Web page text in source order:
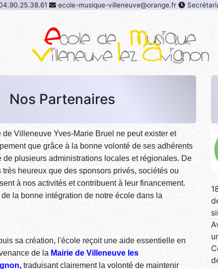
ecole-musique-villeneuve@orange.fr
Nos Partenaires
de Villeneuve Yves-Marie Bruel ne peut exister et
que grâce à la bonne volonté de ses adhérents
de plusieurs administrations locales et régionales. De
très heureux que des sponsors privés, sociétés ou
à nos activités et contribuent à leur financement.
la bonne intégration de notre école dans la
sa création, l'école reçoit une aide essentielle en
de la Mairie de Villeneuve les
traduisant clairement la volonté de maintenir